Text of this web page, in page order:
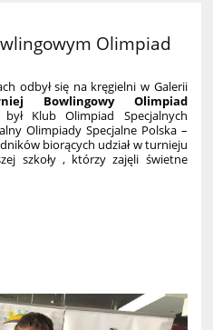
Olimpiad
odbyłsię na kręgielni w Galerii
Bowlingowy Olimpiad
byłKlub Olimpiad Specjalnych
Olimpiady Specjalne Polska –
biorących udziałw turnieju
szkoły , którzy zajęli świetne